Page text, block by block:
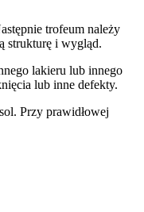
trofeum należy
strukturę i wygląd.
lakieru lub innego
lub inne defekty.
Przy prawidłowej